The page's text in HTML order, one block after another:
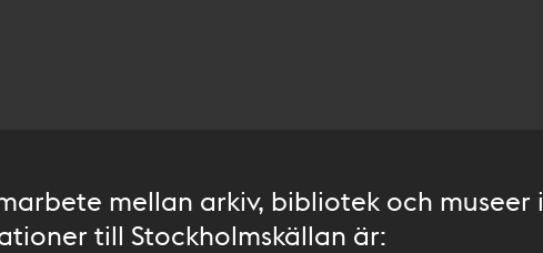
mellan arkiv, bibliotek och museer i
till Stockholmskällan är: